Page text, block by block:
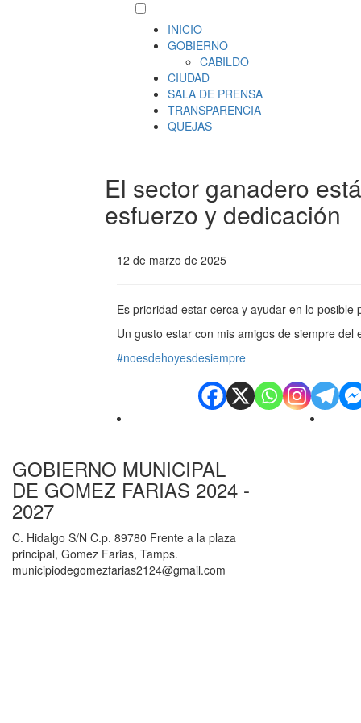
INICIO
GOBIERNO
CABILDO
CIUDAD
SALA DE PRENSA
TRANSPARENCIA
QUEJAS
El sector ganadero
esfuerzo y dedicación
12 de marzo de 2025
Es prioridad estar cerca y ayudar en lo
Un gusto estar con mis amigos de siempre del
#noesdehoyesdesiempre
GOBIERNO MUNICIPAL
DE GOMEZ FARIAS 2024 -
2027
C. Hidalgo S/N C.p. 89780 Frente a la plaza
principal, Gomez Farias, Tamps.
municipiodegomezfarias2124@gmail.com